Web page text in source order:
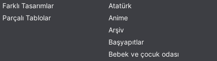
Farklı Tasarımlar
Parçalı Tablolar
Atatürk
Anime
Arşiv
Başyapıtlar
Bebek ve çocuk odası